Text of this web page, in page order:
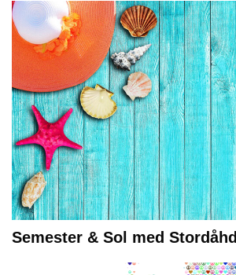
Semester & Sol med Stordåhd